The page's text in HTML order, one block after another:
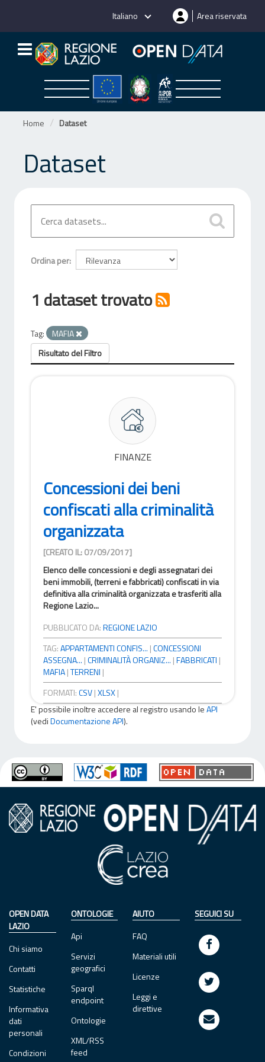
Italiano Area riservata
Home Dataset
Dataset
Ordina per
1 dataset trovato
Tag:
MAFIA
Risultato del Filtro
FINANZE
Concessioni dei beni
confiscati alla criminalità
organizzata
[CREATO IL: 07/09/2017]
Elenco delle concessioni e degli assegnatari dei
beni immobili, (terreni e fabbricati) confiscati in via
definitiva alla criminalità organizzata e trasferiti alla
Regione Lazio...
PUBBLICATO DA:REGIONE LAZIO
TAG:APPARTAMENTI CONFIS... |CONCESSIONI
ASSEGNA... |CRIMINALITÀ ORGANIZ... |FABBRICATI |
MAFIA|TERRENI |
FORMATI:CSV|XLSX|
E' possibile inoltre accedere al registro usando leAPI
(vediDocumentazione API).
OPEN DATA
LAZIO
Chi siamo
Contatti
Statistiche
Informativa
dati
personali
Condizioni
ONTOLOGIE
Api
Servizi
geografici
Sparql
endpoint
Ontologie
XML/RSS
feed
AIUTO
FAQ
Materiali utili
Licenze
Leggi e
direttive
SEGUICI SU